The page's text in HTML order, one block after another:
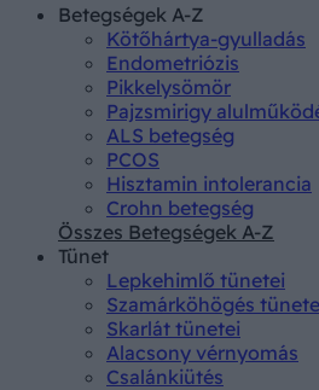
Betegségek A-Z
Kötőhártya-gyulladás
Endometriózis
Pikkelysömör
Pajzsmirigy
ALS betegség
PCOS
Hisztamin intolerancia
Crohn betegség
Összes Betegségek A-Z
Tünet
Lepkehimlő tünetei
Szamárköhögés
Skarlát tünetei
Alacsony vérnyomás
Csalánkiütés